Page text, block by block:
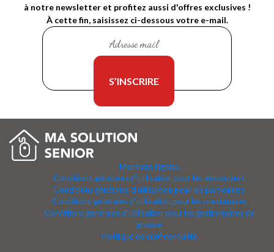
à notre newsletter et profitez aussi d'offres exclusives !
À cette fin, saisissez ci-dessous votre e-mail.
Mentions légales
Conditions générales d'utilisation pour les annonceurs
Conditions générales d'utilisation pour les particuliers
Conditions générales d'utilisation pour les prestataires
Conditions générales d'utilisation pour les gestionnaires de
groupe
Politique de confidentialité